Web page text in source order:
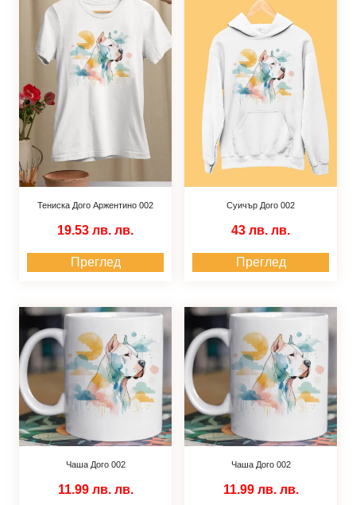
Тениска Дого Аржентино 002
19.53 лв. лв.
Преглед
Суичър Дого 002
43 лв. лв.
Преглед
Чаша Дого 002
11.99 лв. лв.
Чаша Дого 002
11.99 лв. лв.